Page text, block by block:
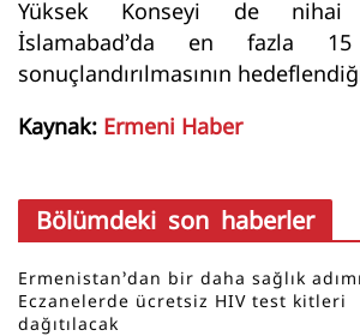
Yüksek Konseyi de nihai
İslamabad’da en fazla
sonuçlandırılmasının
Kaynak: Ermeni Haber
Bölümdeki son haberler
Ermenistan’dan bir daha sağlık
Eczanelerde ücretsiz HIV test kitleri
dağıtılacak